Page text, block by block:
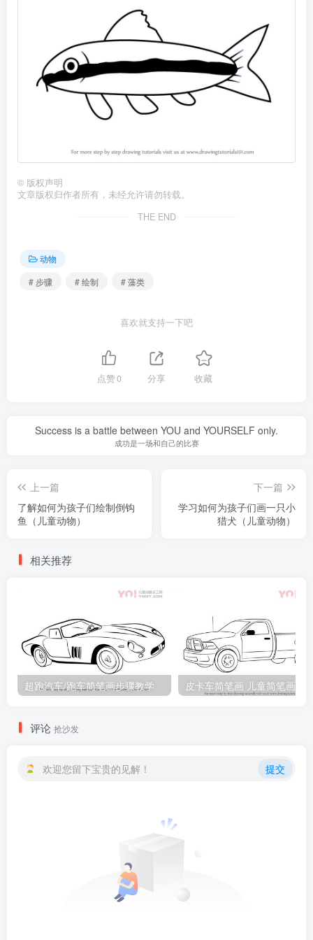
© 版权声明
文章版权归作者所有，未经允许请勿转载。
THE END
动物
# 步骤
# 绘制 # 藻类
喜欢就支持一下吧
点赞0 分享 收藏
Success is a battle between YOU and YOURSELF only.
成功是一场和自己的比赛
上一篇
了解如何为孩子们绘制倒钩
鱼（儿童动物）
下一篇
学习如何为孩子们画一只小
猎犬（儿童动物）
相关推荐
超跑汽车/跑车简笔画步骤教学 皮卡车简笔画 儿童简笔画
评论 抢沙发
欢迎您留下宝贵的见解！ 提交